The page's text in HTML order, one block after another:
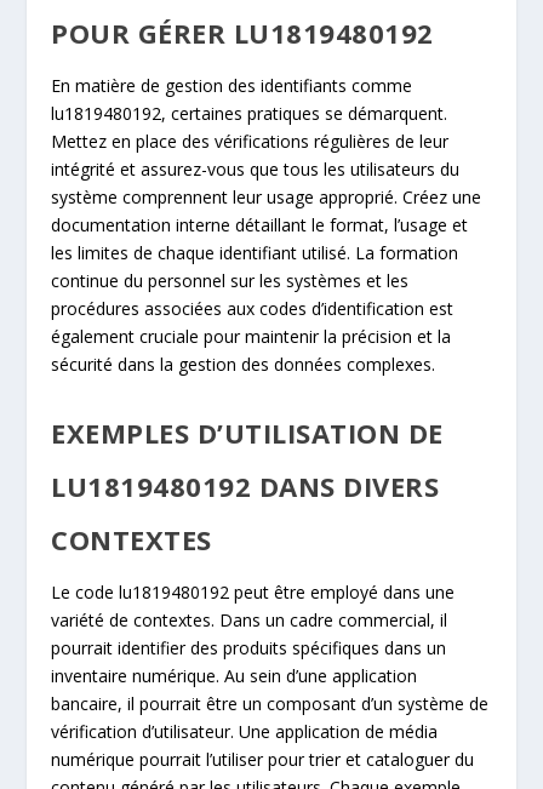
POUR GÉRER LU1819480192
En matière de gestion des identifiants comme
lu1819480192, certaines pratiques se démarquent.
Mettez en place des vérifications régulières de leur
intégrité et assurez-vous que tous les utilisateurs du
système comprennent leur usage approprié. Créez une
documentation interne détaillant le format, l’usage et
les limites de chaque identifiant utilisé. La formation
continue du personnel sur les systèmes et les
procédures associées aux codes d’identification est
également cruciale pour maintenir la précision et la
sécurité dans la gestion des données complexes.
EXEMPLES D’UTILISATION DE
LU1819480192 DANS DIVERS
CONTEXTES
Le code lu1819480192 peut être employé dans une
variété de contextes. Dans un cadre commercial, il
pourrait identifier des produits spécifiques dans un
inventaire numérique. Au sein d’une application
bancaire, il pourrait être un composant d’un système de
vérification d’utilisateur. Une application de média
numérique pourrait l’utiliser pour trier et cataloguer du